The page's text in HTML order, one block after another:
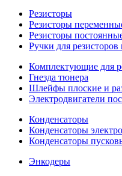
Резисторы
Резисторы
Резисторы
Ручки для
Комплектующие для
Гнезда тюнера
Шлейфы плоские и
Электродвигатели
Конденсаторы
Конденсаторы
Конденсаторы
Энкодеры